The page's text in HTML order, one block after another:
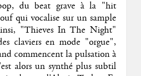
du beat grave à la "hit
qui vocalise sur un sample
"Thieves In The Night"
claviers en mode "orgue",
commencent la pulsation à
alors un synthé plus subtil